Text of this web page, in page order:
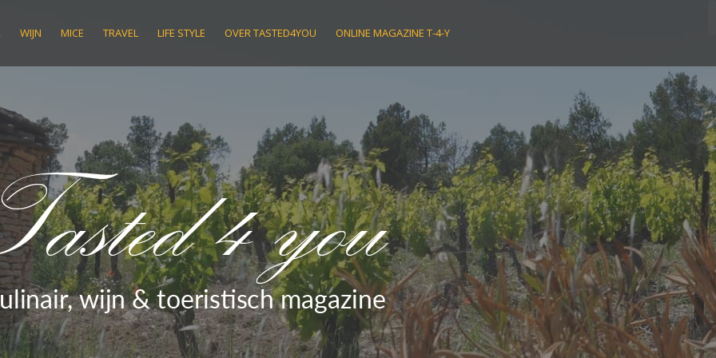
WIJN MICE TRAVEL LIFE STYLE OVER TASTED4YOU ONLINE MAGAZINE T-4-Y